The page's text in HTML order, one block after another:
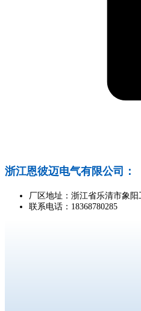
浙江恩彼迈电气有限公司：
厂区地址：浙江省乐清市象
联系电话：18368780285